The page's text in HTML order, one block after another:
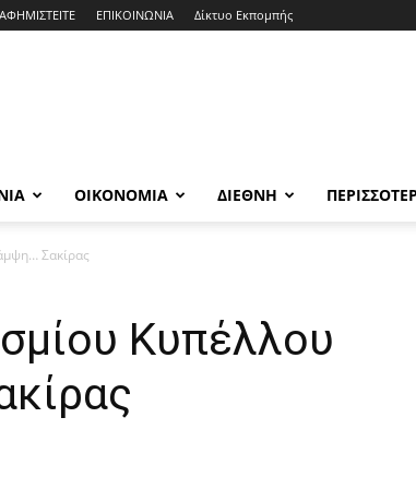
ΕΠΙΚΟΙΝΩΝΙΑ Δίκτυο Εκπομπής
ΟΙΚΟΝΟΜΙΑ ΔΙΕΘΝΗ
Σακίρας
Κυπέλλου